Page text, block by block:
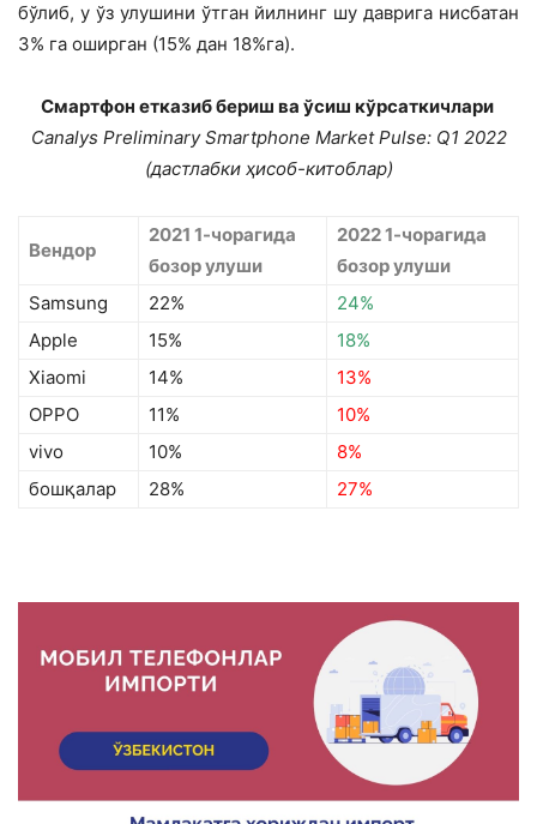
бўлиб, у ўз улушини ўтган йилнинг шу даврига нисбатан
3% га оширган (15% дан 18%га).
Смартфон етказиб бериш ва ўсиш кўрсаткичлари
Canalys Preliminary Smartphone Market Pulse: Q1 2022
(дастлабки ҳисоб-китоблар)
Вендор
2021 1-чорагида
бозор улуши
2022 1-чорагида
бозор улуши
Samsung
22%
24%
Apple
15%
18%
Xiaomi
14%
13%
OPPO
11%
10%
vivo
10%
8%
бошқалар
28% 27%